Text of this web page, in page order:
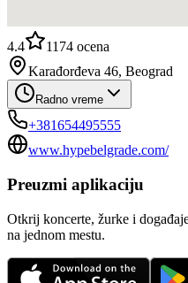
4.4 1174 ocena
Karađorđeva 46, Beograd
Radno vreme
+381654495555
www.hypebelgrade.com/
Preuzmi aplikaciju
Otkrij koncerte, žurke i
na jednom mestu.